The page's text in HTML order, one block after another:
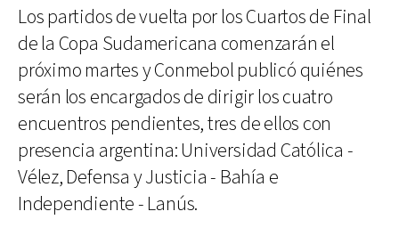
Los partidos de vuelta por los Cuartos de Final
de la Copa Sudamericana comenzarán el
próximo martes y Conmebol publicó quiénes
serán los encargados de dirigir los cuatro
encuentros pendientes, tres de ellos con
presencia argentina: Universidad Católica -
Vélez, Defensa y Justicia - Bahía e
Independiente - Lanús.